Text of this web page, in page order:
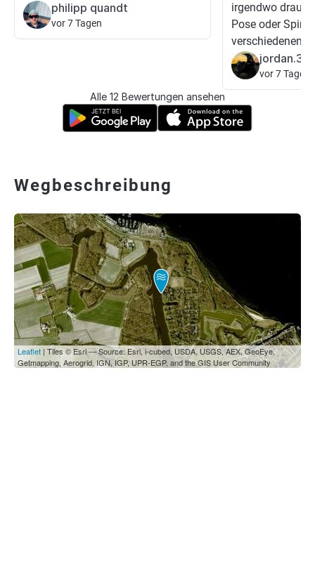
philipp quandt
vor 7 Tagen
irgendwo drauf
Pose oder
verschiedenen
vor 7 Tagen
Alle 12 Bewertungen ansehen
Wegbeschreibung
Leaflet | Tiles © Esri — Source: Esri, i-cubed, USDA, USGS, AEX, GeoEye,
Getmapping, Aerogrid, IGN, IGP, UPR-EGP, and the GIS User Community